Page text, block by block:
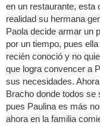
en un restaurante, esta
realidad su hermana
Paola decide armar un
por un tiempo, pues
recién conoció y no
que logra convencer a
sus necesidades.
Bracho donde todos se
pues Paulina es más
ahora en la familia